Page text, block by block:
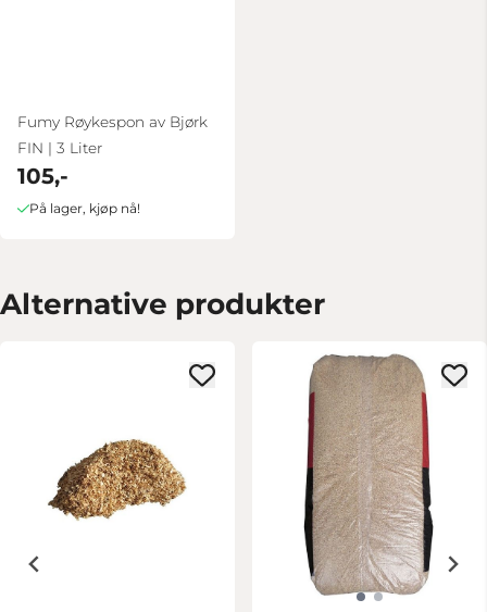
Fumy Røykespon av Bjørk
FIN | 3 Liter
105,-
På lager, kjøp nå!
Alternative produkter